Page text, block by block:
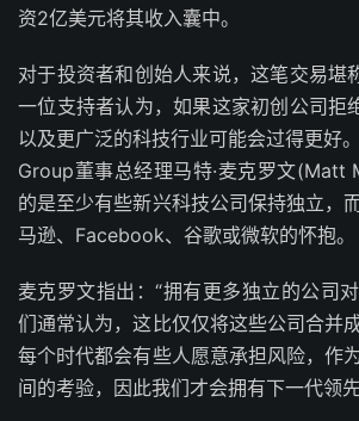
资2亿美元将其收入囊中。
对于投资者和创始人来说，这笔交易堪
一位支持者认为，如果这家初创公司拒
以及更广泛的科技行业可能会过得更好
Group董事总经理马特·麦克罗文(Matt
的是至少有些新兴科技公司保持独立，
马逊、Facebook、谷歌或微软的怀抱。
麦克罗文指出：“拥有更多独立的公司
们通常认为，这比仅仅将这些公司合并
每个时代都会有些人愿意承担风险，作
间的考验，因此我们才会拥有下一代领